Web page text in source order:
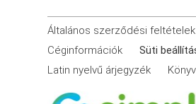
Általános szerződési feltételek
Céginformációk
Süti
Latin nyelvű árjegyzék